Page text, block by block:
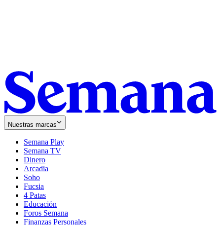
Nuestras marcas
Semana Play
Semana TV
Dinero
Arcadia
Soho
in
new
window
Fucsia
in
new
window
4 Patas
Educación
Foros Semana
Finanzas Personales